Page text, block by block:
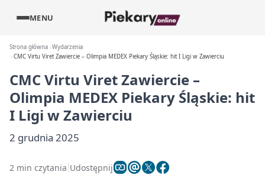
MENU
Strona główna Wydarzenia
CMC Virtu Viret Zawiercie – Olimpia MEDEX Piekary Śląskie: hit I Ligi w Zawierciu
CMC Virtu Viret Zawiercie –
Olimpia MEDEX Piekary Śląskie: hit
I Ligi w Zawierciu
2 grudnia 2025
2 min czytania Udostępnij